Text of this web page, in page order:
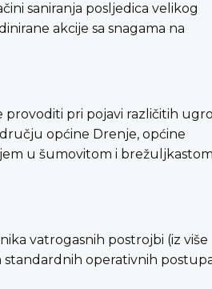
saniranja posljedica velikog
akcije sa snagama na
provoditi pri pojavi različitih
općine Drenje, općine
u šumovitom i brežuljkastom
vatrogasnih postrojbi (iz više
standardnih operativnih